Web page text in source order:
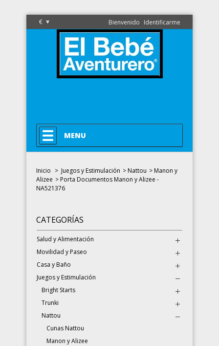
€ Bienvenido Identificarme
MENU
Inicio > Juegos y Estimulación > Nattou > Manon y
Alizee > Porta Documentos Manon y Alizee -
NA521376
CATEGORÍAS
Salud y Alimentación
Movilidad y Paseo
Casa y Baño
Juegos y Estimulación
Bright Starts
Trunki
Nattou
Cunas Nattou
Manon y Alizee